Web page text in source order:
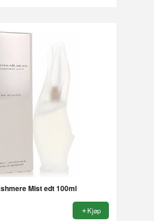
Mist edt 100ml
Kjøp